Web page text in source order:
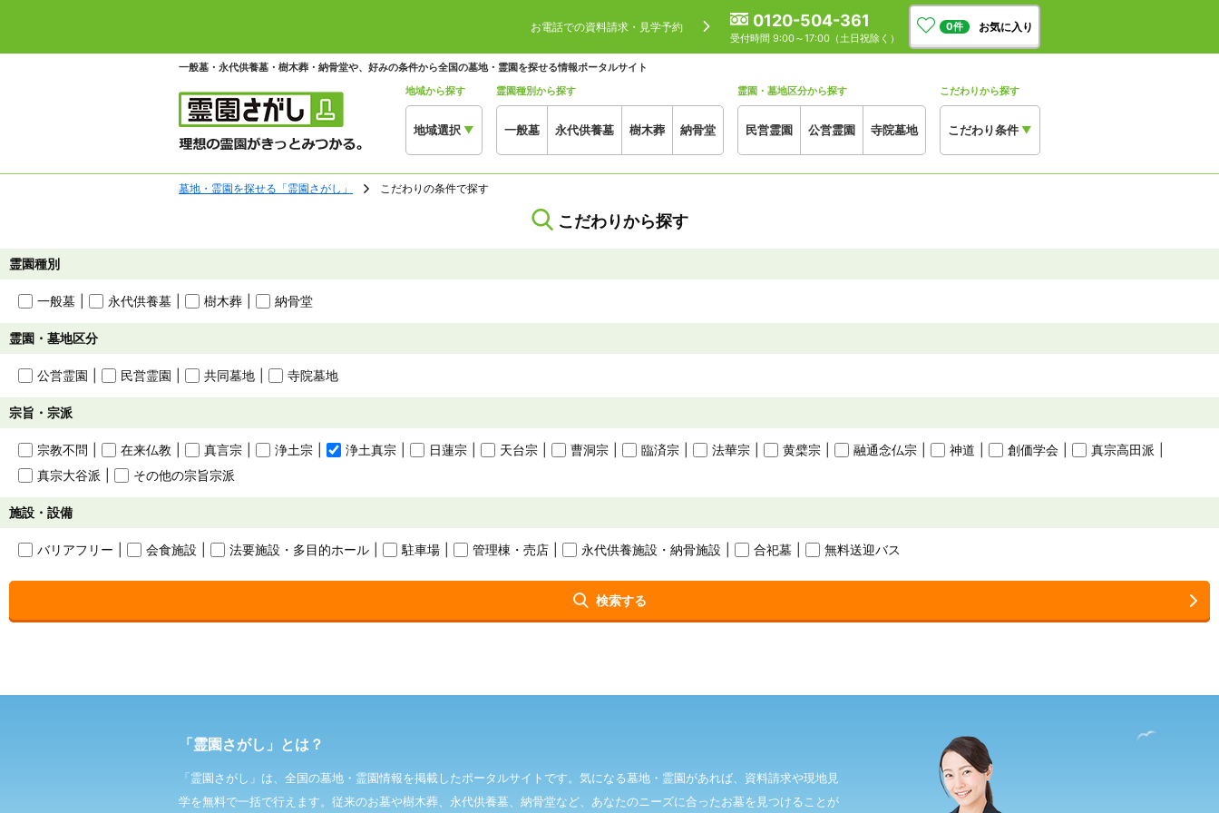
お電話での資料請求・見学予約 0120-504-361
受付時間 9:00～17:00（土日祝除く）
0件 お気に入り
一般墓・永代供養墓・樹木葬・納骨堂や、好みの条件から全国の墓地・霊園を探せる情報ポータルサイト
地域から探す
地域選択 ▼
霊園種別から探す
一般墓 永代供養墓 樹木葬 納骨堂
霊園・墓地区分から探す
民営霊園 公営霊園 寺院墓地
こだわりから探す
こだわり条件 ▼
墓地・霊園を探せる「霊園さがし」 こだわりの条件で探す
こだわりから探す
霊園種別
一般墓 永代供養墓 樹木葬 納骨堂
霊園・墓地区分
公営霊園 民営霊園 共同墓地 寺院墓地
宗旨・宗派
宗教不問 在来仏教 真言宗 浄土宗 浄土真宗 日蓮宗 天台宗 曹洞宗 臨済宗 法華宗 黄檗宗 融通念仏宗 神道 創価学会
真宗高田派
真宗大谷派
その他の宗旨宗派
施設・設備
バリアフリー 会食施設 法要施設・ 多目的ホール 駐車場 管理棟・ 売店 永代供養施設・ 納骨施設 合祀墓 無料送迎バス
検索する
「霊園さがし」とは？
「霊園さがし」は、全国の墓地・霊園情報を掲載したポータルサイトです。気になる墓地・霊園があれば、資料請求や現地見
学を無料で一括で行えます。従来のお墓や樹木葬、永代供養墓、納骨堂など、あなたのニーズに合ったお墓を見つけることが